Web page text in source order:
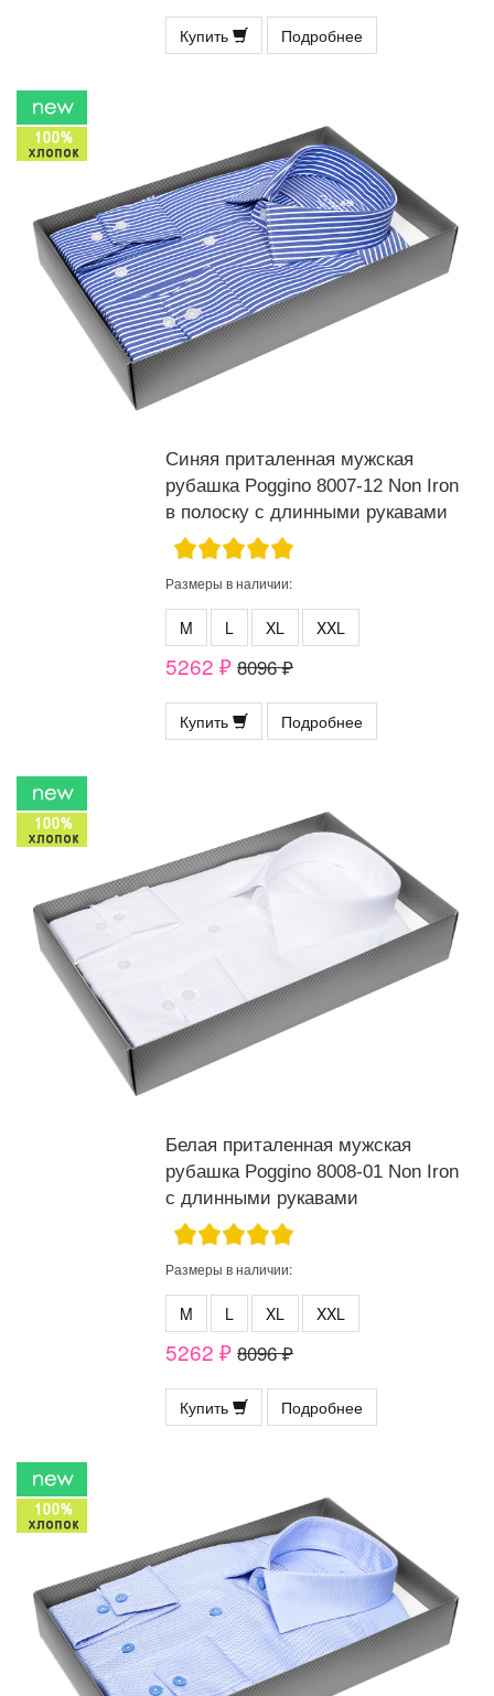
Купить Подробнее
Синяя приталенная мужская
рубашка Poggino 8007-12 Non Iron
в полоску с длинными рукавами
Размеры в наличии:
M L XL XXL
5262 ₽ 8096 ₽
Купить Подробнее
Белая приталенная мужская
рубашка Poggino 8008-01 Non Iron
с длинными рукавами
Размеры в наличии:
M L XL XXL
5262 ₽ 8096 ₽
Купить Подробнее